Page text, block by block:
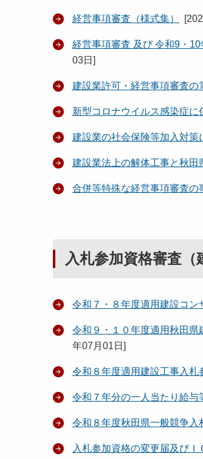
経営事項審査（様式集） [
経営事項審査 及び 令和9・
03日 ]
建設業許可・経営事項審査の
新型コロナウイルス感染症
建設業の社会保険等加入対策
建設業法上の解体工事と秋田
合併等特殊な経営事項審査の
入札参加資格審査（
令和７・８年度適用建設コ
令和９・１０年度適用秋田県
年07月01日 ]
令和８年度適用建設工事入札
令和７年分の一人当たり給与
令和８年度秋田県一般競争入
入札参加資格の変更届及び